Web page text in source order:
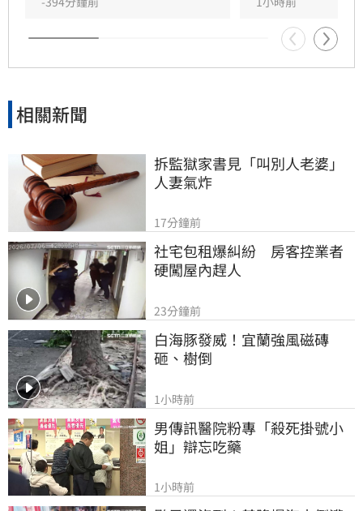
展現具體作為照顧資深藝人，而非僅提供勞健保
功能。整起事件引發關注，田路路則強調目前先
處理身體狀況，後續發展仍待觀察。
相關新聞
拆監獄家書見「叫別人老婆」
人妻氣炸
17分鐘前
社宅包租爆糾紛　房客控業者
硬闖屋內趕人
23分鐘前
白海豚發威！宜蘭強風磁磚
砸、樹倒
1小時前
男傳訊醫院粉專「殺死掛號小
姐」辯忘吃藥
1小時前